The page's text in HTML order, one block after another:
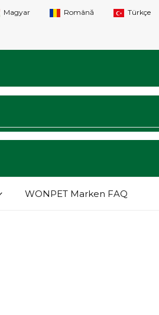
Magyar Română Türkçe
WONPET Marken FAQ